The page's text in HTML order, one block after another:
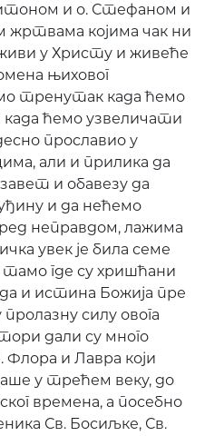
и о. Стефаном и
жртвама којима чак ни
у Христу и живеће
њиховог
тренутак када ћемо
ћемо узвеличати
прославио у
али и прилика да
и обавезу да
и да нећемо
неправдом, лажима
увек је била семе
где су хришћани
и истина Божија пре
силу овога
дали су много
и Лавра који
у трећем веку, до
времена, а посебно
Св. Босиљке, Св.